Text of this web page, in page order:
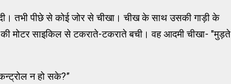
दी। तभी पीछे से कोई जोर से चीखा। चीख के साथ उसकी गाड़ी के
मोटर साइकिल से टकराते-टकराते बची। वह आदमी चीखा- "मुड़ते
न हो सके?”